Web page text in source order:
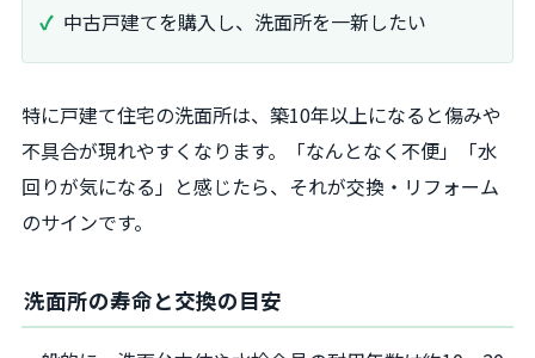
中古戸建てを購入し、洗面所を一新したい
特に戸建て住宅の洗面所は、築10年以上になると傷みや
不具合が現れやすくなります。「なんとなく不便」「水
回りが気になる」と感じたら、それが交換・リフォーム
のサインです。
洗面所の寿命と交換の目安